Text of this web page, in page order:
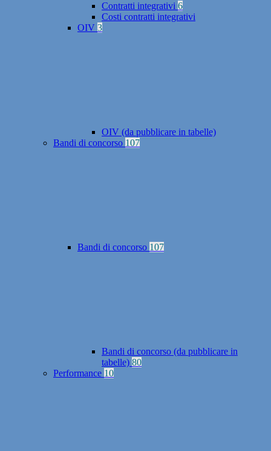
Contratti integrativi 6
Costi contratti integrativi
OIV 3
OIV (da pubblicare in tabelle)
Bandi di concorso 107
Bandi di concorso 107
Bandi di concorso (da pubblicare in
tabelle) 80
Performance 10